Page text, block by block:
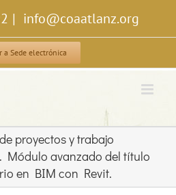
| info@coaatlanz.org
a Sede electrónica
proyectos y trabajo
avanzado del título
en BIM con Revit.